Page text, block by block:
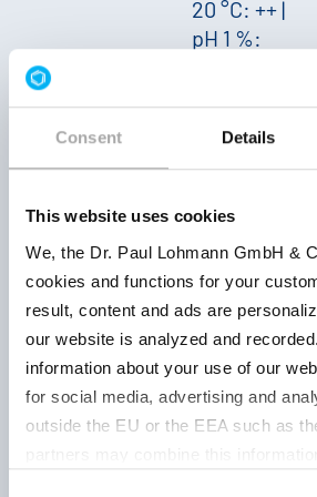
Consent Details
This website uses cookies
We, the Dr. Paul Lohmann GmbH &
cookies and functions for your
result, content and ads are
our website is analyzed and
information about your use of our
for social media, advertising and
outside the EU or the EEA such as
20 °C: ++ |
pH 1 %:
519038001
% de Fe
brun
rougeâtre|
doux,
métallique
|Solubilité
20 °C: +|
pH 1 %: